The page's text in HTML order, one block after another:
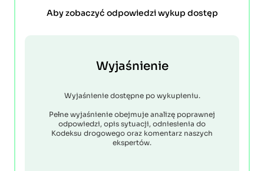
Aby zobaczyć odpowiedzi wykup dostęp
Wyjaśnienie
Wyjaśnienie dostępne po wykupieniu.
Pełne wyjaśnienie obejmuje analizę poprawnej
odpowiedzi, opis sytuacji, odniesienia do
Kodeksu drogowego oraz komentarz naszych
ekspertów.